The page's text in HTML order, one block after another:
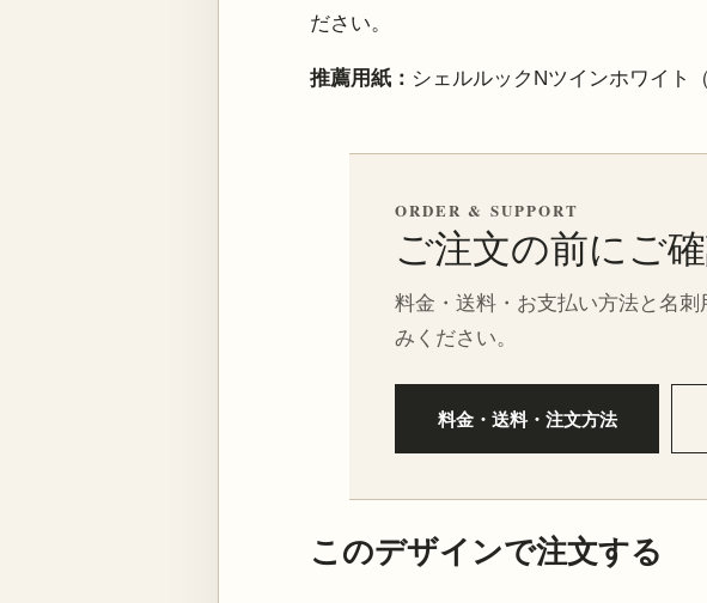
ださい。
推薦用紙： シェルルックNツインホワイト
ORDER & SUPPORT
ご注文の前にご
料金・送料・お支払い方法と名
みください。
料金・送料・注文方法
このデザインで注文する